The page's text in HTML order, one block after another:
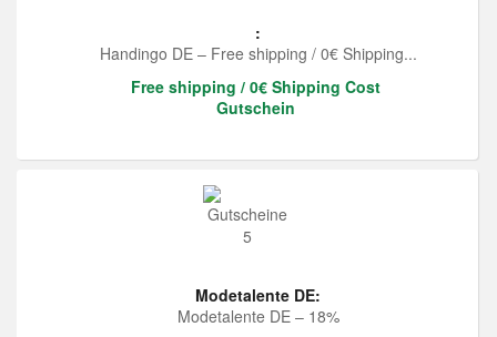
:
Handingo DE – Free shipping / 0€ Shipping...
Free shipping / 0€ Shipping Cost
Gutschein
Modetalente DE:
Modetalente DE – 18%